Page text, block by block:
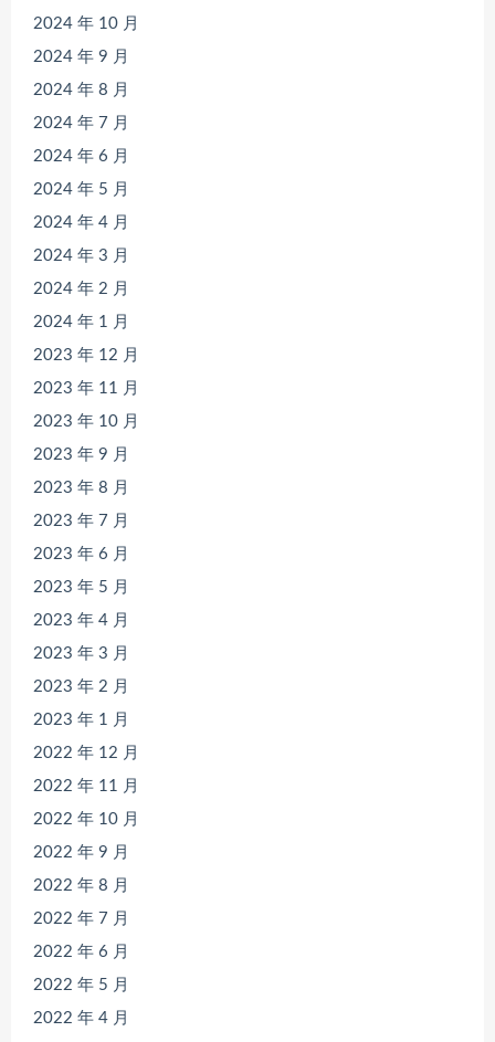
2024 年 10 月
2024 年 9 月
2024 年 8 月
2024 年 7 月
2024 年 6 月
2024 年 5 月
2024 年 4 月
2024 年 3 月
2024 年 2 月
2024 年 1 月
2023 年 12 月
2023 年 11 月
2023 年 10 月
2023 年 9 月
2023 年 8 月
2023 年 7 月
2023 年 6 月
2023 年 5 月
2023 年 4 月
2023 年 3 月
2023 年 2 月
2023 年 1 月
2022 年 12 月
2022 年 11 月
2022 年 10 月
2022 年 9 月
2022 年 8 月
2022 年 7 月
2022 年 6 月
2022 年 5 月
2022 年 4 月